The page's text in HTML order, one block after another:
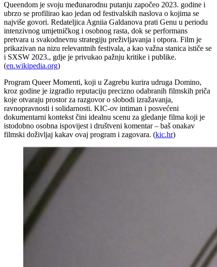
Queendom je svoju međunarodnu putanju započeo 2023. godine i
ubrzo se profilirao kao jedan od festivalskih naslova o kojima se
najviše govori. Redateljica Agniia Galdanova prati Genu u periodu
intenzivnog umjetničkog i osobnog rasta, dok se performans
pretvara u svakodnevnu strategiju preživljavanja i otpora. Film je
prikazivan na nizu relevantnih festivala, a kao važna stanica ističe se
i SXSW 2023., gdje je privukao pažnju kritike i publike.
(en.wikipedia.org)
Program Queer Momenti, koji u Zagrebu kurira udruga Domino,
kroz godine je izgradio reputaciju precizno odabranih filmskih priča
koje otvaraju prostor za razgovor o slobodi izražavanja,
ravnopravnosti i solidarnosti. KIC-ov intiman i posvećeni
dokumentarni kontekst čini idealnu scenu za gledanje filma koji je
istodobno osobna ispovijest i društveni komentar – baš onakav
filmski doživljaj kakav ovaj program i zagovara. (kic.hr)